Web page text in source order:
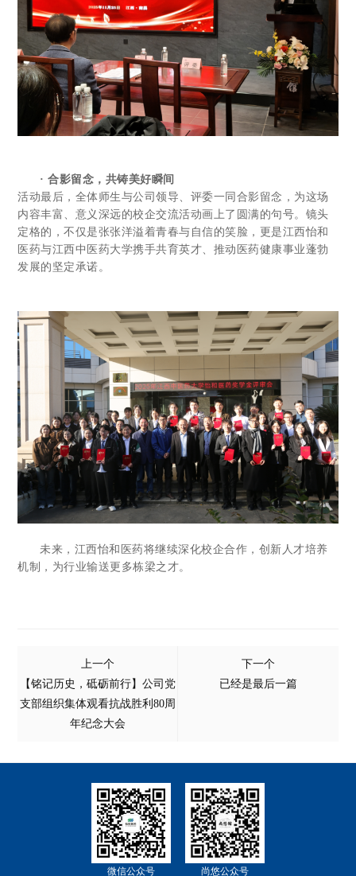
· 合影留念，共铸美好瞬间
活动最后，全体师生与公司领导、评委一同合影留念，为这场
内容丰富、意义深远的校企交流活动画上了圆满的句号。镜头
定格的，不仅是张张洋溢着青春与自信的笑脸，更是江西怡和
医药与江西中医药大学携手共育英才、推动医药健康事业蓬勃
发展的坚定承诺。
未来，江西怡和医药将继续深化校企合作，创新人才培养
机制，为行业输送更多栋梁之才。
上一个
【铭记历史，砥砺前行】公司党
支部组织集体观看抗战胜利80周
年纪念大会
下一个
已经是最后一篇
微信公众号 尚悠公众号